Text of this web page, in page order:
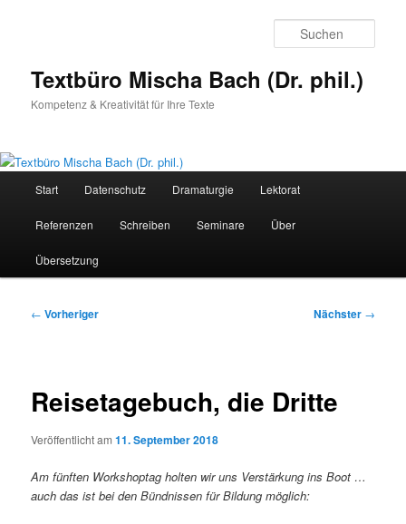
Textbüro Mischa Bach (Dr. phil.)
Kompetenz & Kreativität für Ihre Texte
Start Datenschutz Dramaturgie Lektorat
Referenzen Schreiben Seminare Über
Übersetzung
Beitragsnavigation
← Vorheriger Nächster →
Reisetagebuch, die Dritte
Veröffentlicht am11. September 2018
Am fünften Workshoptag holten wir uns Verstärkung ins Boot …
auch das ist bei den Bündnissen für Bildung möglich: